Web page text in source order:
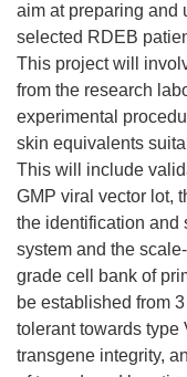
aim at preparing and
selected RDEB
This project will
from the research
experimental
skin equivalents
This will include
GMP viral vector lot,
the identification and
system and the
grade cell bank of
be established from
tolerant towards type
transgene integrity,